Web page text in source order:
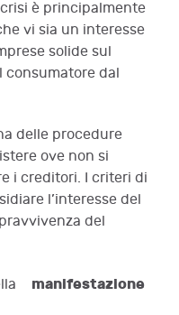
è principalmente
vi sia un interesse
solide sul
consumatore dal
delle procedure
ove non si
i creditori. I criteri di
l’interesse del
del
manifestazione